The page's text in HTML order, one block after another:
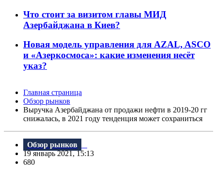
Что стоит за визитом главы МИД
Азербайджана в Киев?
Новая модель управления для AZAL, ASCO
и «Азеркосмоса»: какие изменения несёт
указ?
Главная страница
Обзор рынков
Выручка Азербайджана от продажи нефти в 2019-20 гг
снижалась, в 2021 году тенденция может сохраниться
Обзор рынков
19 январь 2021, 15:13
680